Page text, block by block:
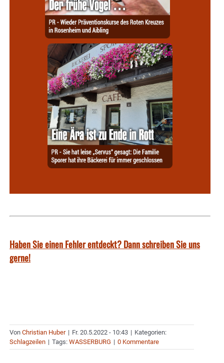
Haben Sie einen Fehler entdeckt? Dann schreiben Sie uns
gerne!
Von Christian Huber | Fr. 20.5.2022 - 10:43 | Kategorien:
Schlagzeilen | Tags: WASSERBURG | 0 Kommentare